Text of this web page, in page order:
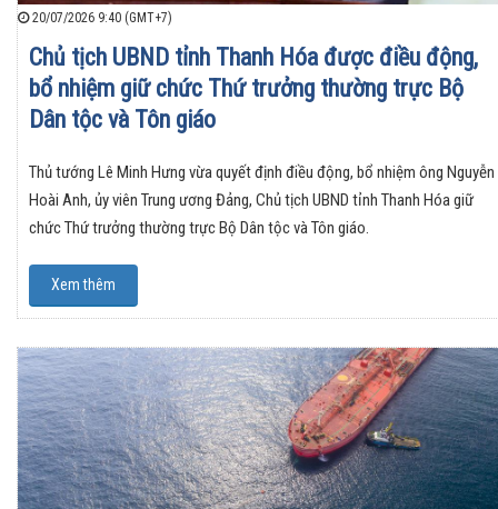
20/07/2026 9:40 (GMT+7)
Chủ tịch UBND tỉnh Thanh Hóa được điều động,
bổ nhiệm giữ chức Thứ trưởng thường trực Bộ
Dân tộc và Tôn giáo
Thủ tướng Lê Minh Hưng vừa quyết định điều động, bổ nhiệm ông Nguyễn
Hoài Anh, ủy viên Trung ương Đảng, Chủ tịch UBND tỉnh Thanh Hóa giữ
chức Thứ trưởng thường trực Bộ Dân tộc và Tôn giáo.
Xem thêm